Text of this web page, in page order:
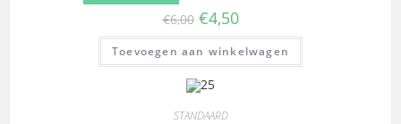
€6,00 €4,50
Toevoegen aan winkelwagen
STANDAARD